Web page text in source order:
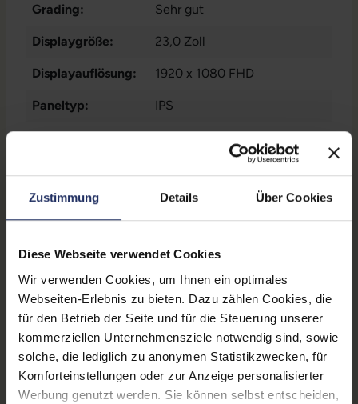
Zustimmung Details Über Cookies
Diese Webseite verwendet Cookies
Wir verwenden Cookies, um Ihnen ein optimales
Webseiten-Erlebnis zu bieten. Dazu zählen Cookies, die
für den Betrieb der Seite und für die Steuerung unserer
kommerziellen Unternehmensziele notwendig sind, sowie
solche, die lediglich zu anonymen Statistikzwecken, für
Komforteinstellungen oder zur Anzeige personalisierter
Werbung genutzt werden. Sie können selbst entscheiden,
Grading: Sehr gut
Displaygröße: 23,0 Zoll
Displayauflösung: 1920 x 1080 FHD
Paneltyp: IPS
Seitenverhältnis: 16:9
Blickwinkel: 178°/178°
Ergonomie: Höhenverstellbar , Neigbar
Pivot-Funktion
, Schwenkbar
Schnittstellen: 1x DisplayPort , 1x HDMI, 1x
VGA , 2x USB 3 Typ A